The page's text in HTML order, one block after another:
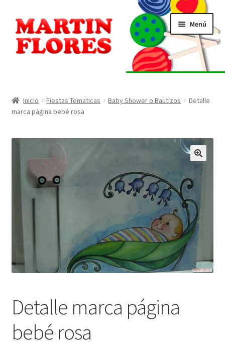
Ir
la
navegación
Ir
al
contenido
Menú
Tienda
Contacto
Inicio Fiestas Tematicas Baby Shower o Bautizos
Detalle
marca página bebé rosa
Detalle marca página
bebé rosa